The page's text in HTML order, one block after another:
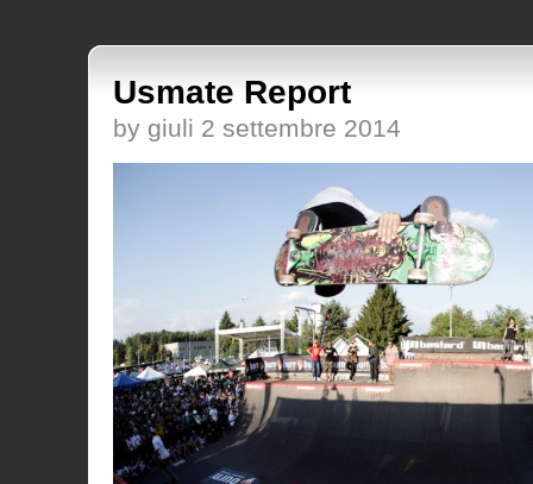
Usmate Report
by giuli 2 settembre 2014